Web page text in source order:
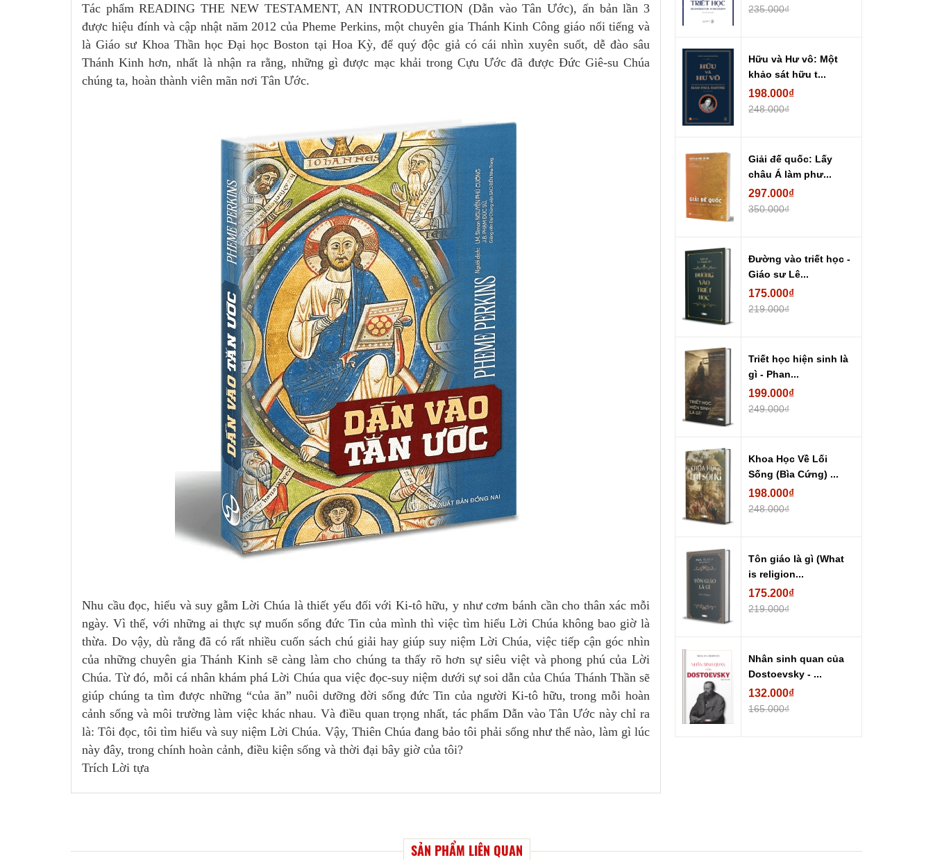
Tác phẩm READING THE NEW TESTAMENT, AN INTRODUCTION (Dẫn vào Tân Ước), ấn bản lần 3
được hiệu đính và cập nhật năm 2012 của Pheme Perkins, một chuyên gia Thánh Kinh Công giáo nổi tiếng và
là Giáo sư Khoa Thần học Đại học Boston tại Hoa Kỳ, để quý độc giả có cái nhìn xuyên suốt, dễ đào sâu
Thánh Kinh hơn, nhất là nhận ra rằng, những gì được mạc khải trong Cựu Ước đã được Đức Giê-su Chúa
chúng ta, hoàn thành viên mãn nơi Tân Ước.
Nhu cầu đọc, hiểu và suy gẫm Lời Chúa là thiết yếu đối với Ki-tô hữu, y như cơm bánh cần cho thân xác mỗi
ngày. Vì thế, với những ai thực sự muốn sống đức Tin của mình thì việc tìm hiểu Lời Chúa không bao giờ là
thừa. Do vậy, dù rằng đã có rất nhiều cuốn sách chú giải hay giúp suy niệm Lời Chúa, việc tiếp cận góc nhìn
của những chuyên gia Thánh Kinh sẽ càng làm cho chúng ta thấy rõ hơn sự siêu việt và phong phú của Lời
Chúa. Từ đó, mỗi cá nhân khám phá Lời Chúa qua việc đọc-suy niệm dưới sự soi dẫn của Chúa Thánh Thần sẽ
giúp chúng ta tìm được những “của ăn” nuôi dưỡng đời sống đức Tin của người Ki-tô hữu, trong mỗi hoàn
cảnh sống và môi trường làm việc khác nhau. Và điều quan trọng nhất, tác phẩm Dẫn vào Tân Ước này chỉ ra
là: Tôi đọc, tôi tìm hiểu và suy niệm Lời Chúa. Vậy, Thiên Chúa đang bảo tôi phải sống như thế nào, làm gì lúc
này đây, trong chính hoàn cảnh, điều kiện sống và thời đại bây giờ của tôi?
Trích Lời tựa
235.000₫
Hữu và Hư vô: Một
khảo sát hữu t...
198.000₫
248.000₫
Giải đế quốc: Lấy
châu Á làm phư...
297.000₫
350.000₫
Đường vào triết học -
Giáo sư Lê...
175.000₫
219.000₫
Triết học hiện sinh là
gì - Phan...
199.000₫
249.000₫
Khoa Học Về Lối
Sống (Bìa Cứng) ...
198.000₫
248.000₫
Tôn giáo là gì (What
is religion...
175.200₫
219.000₫
Nhân sinh quan của
Dostoevsky - ...
132.000₫
165.000₫
SẢN PHẨM LIÊN QUAN